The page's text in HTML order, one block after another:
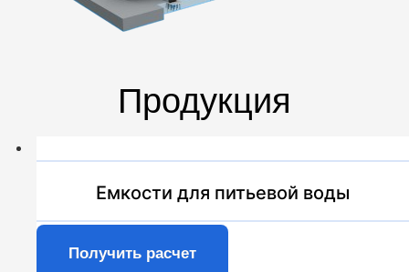
Продукция
Емкости для питьевой воды
Получить расчет